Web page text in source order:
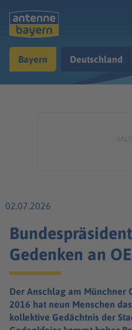
Musik & Radio
Bayern Deutschland
02.07.2026
Gedenken an
Der Anschlag am Münchner
2016 hat neun Menschen
kollektive Gedächtnis der